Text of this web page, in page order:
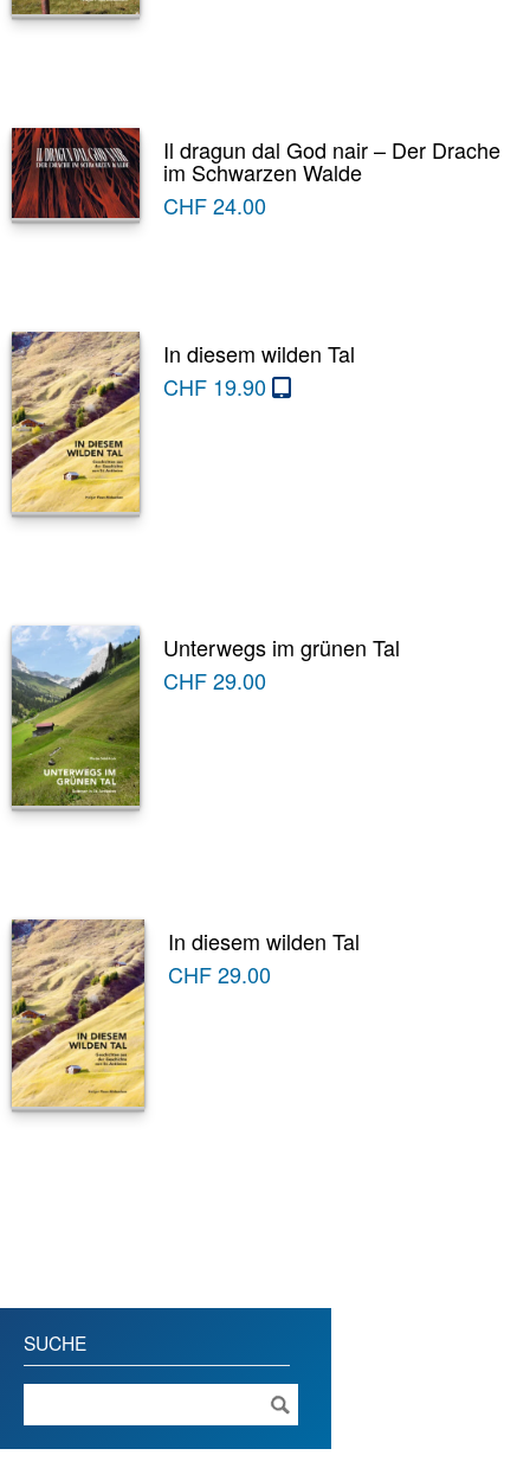
Il dragun dal God nair – Der Drache
im Schwarzen Walde
CHF24.00
In diesem wilden Tal
CHF19.90
Unterwegs im grünen Tal
CHF29.00
In diesem wilden Tal
CHF29.00
SUCHE